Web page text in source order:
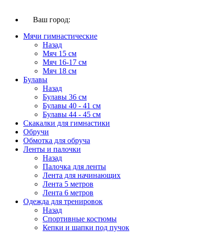
Ваш город:
Мячи гимнастические
Назад
Мяч 15 см
Мяч 16-17 см
Мяч 18 см
Булавы
Назад
Булавы 36 см
Булавы 40 - 41 см
Булавы 44 - 45 см
Скакалки для гимнастики
Обручи
Обмотка для обруча
Ленты и палочки
Назад
Палочка для ленты
Лента для начинающих
Лента 5 метров
Лента 6 метров
Одежда для тренировок
Назад
Спортивные костюмы
Кепки и шапки под пучок